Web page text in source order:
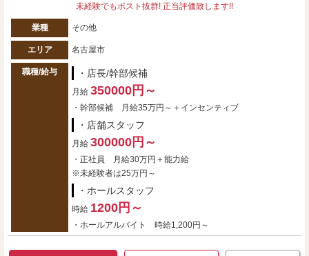
未経験でもポスト抜群! 正当評価致します!!
業種 その他
エリア 名古屋市
職種/給与 ・店長/幹部候補
月給 350000円～
・幹部候補 月給35万円～＋インセンティブ
・店舗スタッフ
月給 300000円～
・正社員 月給30万円＋能力給
※未経験者は25万円～
・ホールスタッフ
時給 1200円～
・ホールアルバイト 時給1,200円～